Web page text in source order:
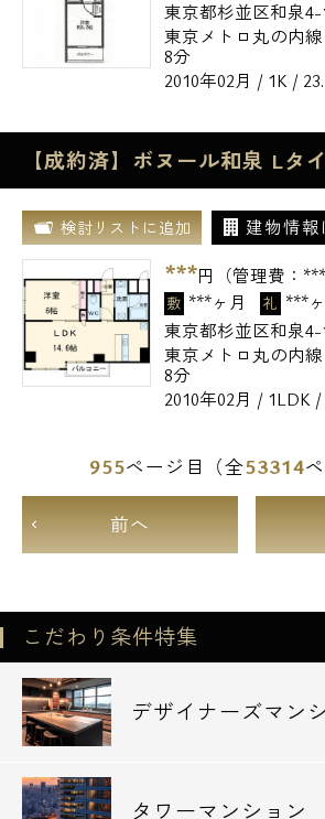
東京都杉並区和泉4-
東京メトロ丸の内
8分
2010年02月 / 1K /
【成約済】ボヌール和泉 Lタ
検討リストに追加 建物情報
***円（管理費： ***
敷 ***ヶ月 礼 ***
東京都杉並区和泉4-
東京メトロ丸の内
8分
2010年02月 / 1LDK /
955ページ目（全53314
前へ
こだわり条件特集
デザイナーズマン
タワーマンション